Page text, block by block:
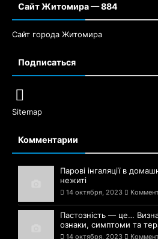
Сайт Житомира — 884
Сайт города Житомира
Подписаться
Sitemap
Комментарии
Парові інгаляції в
нежиті
14 октября, 2023
Пастозність — це…
ознаки, симптоми та
14 октября, 2023